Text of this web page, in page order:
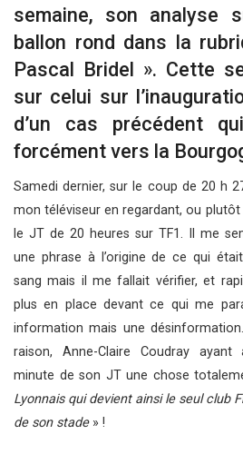
semaine, son analyse
ballon rond dans la
Pascal Bridel ». Cette
sur celui sur
d’un cas précédent
forcément vers la
Samedi dernier, sur le coup de 20 h
mon téléviseur en regardant, ou plutôt
le JT de 20 heures sur TF1. Il me
une phrase à l’origine de ce qui
sang mais il me fallait vérifier, et
plus en place devant ce qui me
information mais une
raison, Anne-Claire Coudray
minute de son JT une chose
Lyonnais qui devient ainsi le seul club
de son stade» !